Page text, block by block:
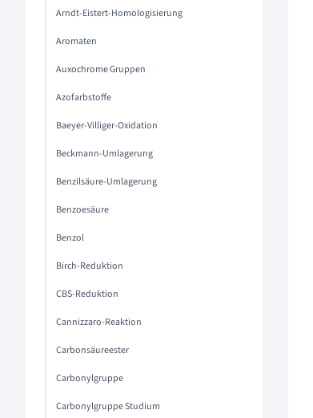
Arndt-Eistert-Homologisierung
Aromaten
Auxochrome Gruppen
Azofarbstoffe
Baeyer-Villiger-Oxidation
Beckmann-Umlagerung
Benzilsäure-Umlagerung
Benzoesäure
Benzol
Birch-Reduktion
CBS-Reduktion
Cannizzaro-Reaktion
Carbonsäureester
Carbonylgruppe
Carbonylgruppe Studium